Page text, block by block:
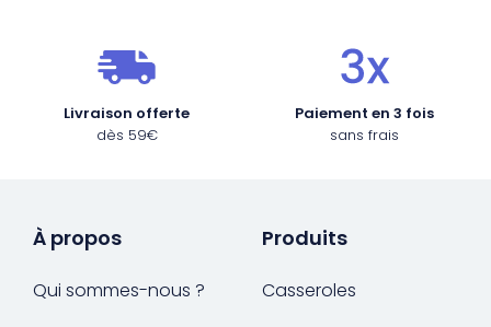
Livraison offerte
dès 59€
Paiement en 3 fois
sans frais
À propos
Qui sommes-nous ?
Produits
Casseroles